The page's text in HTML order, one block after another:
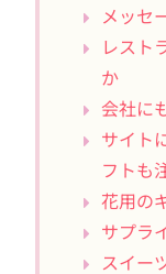
メッセ
レスト
か
会社に
サイト
フトも
花用の
サプラ
スイー